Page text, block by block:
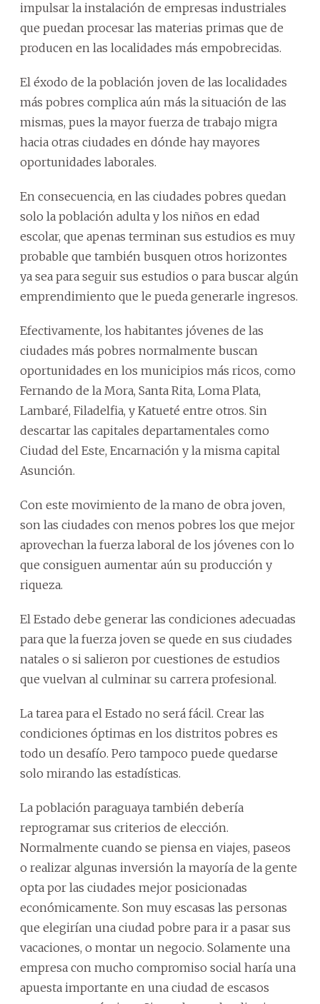
impulsar la instalación de empresas industriales
que puedan procesar las materias primas que de
producen en las localidades más empobrecidas.
El éxodo de la población joven de las localidades
más pobres complica aún más la situación de las
mismas, pues la mayor fuerza de trabajo migra
hacia otras ciudades en dónde hay mayores
oportunidades laborales.
En consecuencia, en las ciudades pobres quedan
solo la población adulta y los niños en edad
escolar, que apenas terminan sus estudios es muy
probable que también busquen otros horizontes
ya sea para seguir sus estudios o para buscar algún
emprendimiento que le pueda generarle ingresos.
Efectivamente, los habitantes jóvenes de las
ciudades más pobres normalmente buscan
oportunidades en los municipios más ricos, como
Fernando de la Mora, Santa Rita, Loma Plata,
Lambaré, Filadelfia, y Katueté entre otros. Sin
descartar las capitales departamentales como
Ciudad del Este, Encarnación y la misma capital
Asunción.
Con este movimiento de la mano de obra joven,
son las ciudades con menos pobres los que mejor
aprovechan la fuerza laboral de los jóvenes con lo
que consiguen aumentar aún su producción y
riqueza.
El Estado debe generar las condiciones adecuadas
para que la fuerza joven se quede en sus ciudades
natales o si salieron por cuestiones de estudios
que vuelvan al culminar su carrera profesional.
La tarea para el Estado no será fácil. Crear las
condiciones óptimas en los distritos pobres es
todo un desafío. Pero tampoco puede quedarse
solo mirando las estadísticas.
La población paraguaya también debería
reprogramar sus criterios de elección.
Normalmente cuando se piensa en viajes, paseos
o realizar algunas inversión la mayoría de la gente
opta por las ciudades mejor posicionadas
económicamente. Son muy escasas las personas
que elegirían una ciudad pobre para ir a pasar sus
vacaciones, o montar un negocio. Solamente una
empresa con mucho compromiso social haría una
apuesta importante en una ciudad de escasos